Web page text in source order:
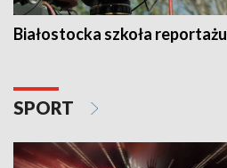
Białostocka szkoła reportażu
SPORT